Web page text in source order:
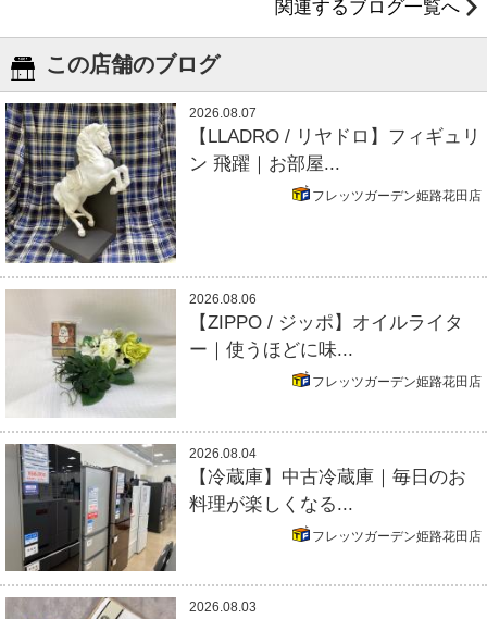
関連するブログ一覧へ
この店舗のブログ
2026.08.07
【LLADRO / リヤドロ】フィギュリ
ン 飛躍｜お部屋...
フレッツガーデン姫路花田店
2026.08.06
【ZIPPO / ジッポ】オイルライタ
ー｜使うほどに味...
フレッツガーデン姫路花田店
2026.08.04
【冷蔵庫】中古冷蔵庫｜毎日のお
料理が楽しくなる...
フレッツガーデン姫路花田店
2026.08.03